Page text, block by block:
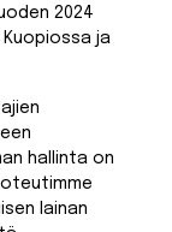
2024
Kuopiossa ja
hallinta on
lainan